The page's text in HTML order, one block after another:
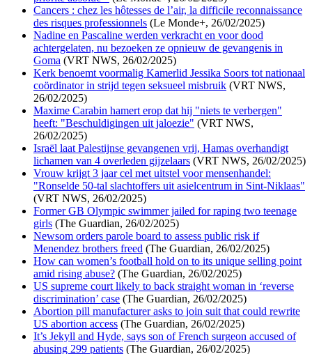
Cancers : chez les hôtesses de l’air, la difficile reconnaissance
des risques professionnels (Le Monde+, 26/02/2025)
Nadine en Pascaline werden verkracht en voor dood
achtergelaten, nu bezoeken ze opnieuw de gevangenis in
Goma (VRT NWS, 26/02/2025)
Kerk benoemt voormalig Kamerlid Jessika Soors tot nationaal
coördinator in strijd tegen seksueel misbruik (VRT NWS,
26/02/2025)
Maxime Carabin hamert erop dat hij "niets te verbergen"
heeft: "Beschuldigingen uit jaloezie" (VRT NWS,
26/02/2025)
Israël laat Palestijnse gevangenen vrij, Hamas overhandigt
lichamen van 4 overleden gijzelaars (VRT NWS, 26/02/2025)
Vrouw krijgt 3 jaar cel met uitstel voor mensenhandel:
"Ronselde 50-tal slachtoffers uit asielcentrum in Sint-Niklaas"
(VRT NWS, 26/02/2025)
Former GB Olympic swimmer jailed for raping two teenage
girls (The Guardian, 26/02/2025)
Newsom orders parole board to assess public risk if
Menendez brothers freed (The Guardian, 26/02/2025)
How can women’s football hold on to its unique selling point
amid rising abuse? (The Guardian, 26/02/2025)
US supreme court likely to back straight woman in ‘reverse
discrimination’ case (The Guardian, 26/02/2025)
Abortion pill manufacturer asks to join suit that could rewrite
US abortion access (The Guardian, 26/02/2025)
It’s Jekyll and Hyde, says son of French surgeon accused of
abusing 299 patients (The Guardian, 26/02/2025)